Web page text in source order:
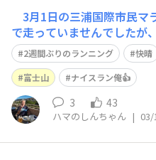
3月1日の三浦国際市民マ
で走っていませんでしたが
た。インタバルがあったの
汗ばむ陽気で気持ち良く
朝、綺麗に見えた富士山です。 今日のトレーニング
■今日は何をした？
2週間ぶりのランニング 快晴
富士山
ナイスラン俺👍
3 43
ハマのしんちゃん | 03/